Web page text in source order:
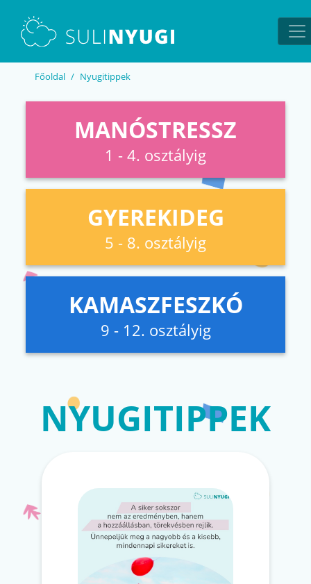
Főoldal Nyugitippek
MANÓSTRESSZ
1 - 4. osztályig
GYEREKIDEG
5 - 8. osztályig
KAMASZFESZKÓ
9 - 12. osztályig
NYUGITIPPEK